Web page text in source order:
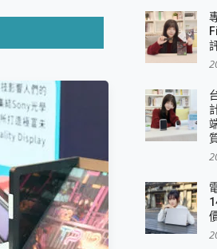
1 磁吸無線急速行動電源 開箱 評測
伴！帶給您優異的安全性與強大供電
27型」 4K IPS 輕薄商用智慧聯網螢
值爆表，效能x娛樂全都要！
MagReact™ M3 3 in 1可攜摺疊
超服貼，音質、通話也很優質
AI 滾筒洗衣機
掌機專屬擴充底座 開箱 評測
評測
好拍
分離 2024 消除人聲推薦
人 ios教學 不出門也可以到處走